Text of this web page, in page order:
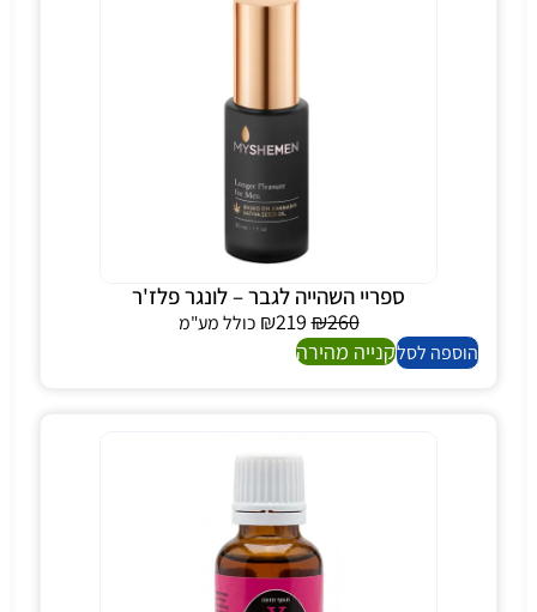
ספריי השהייה לגבר – לונגר פלז'ר
₪260
₪219
כולל מע"מ
הוספה לסלקנייה מהירה